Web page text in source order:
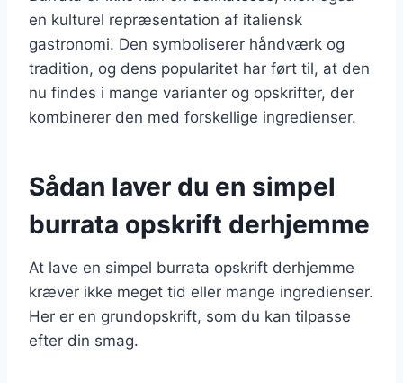
en kulturel repræsentation af italiensk
gastronomi. Den symboliserer håndværk og
tradition, og dens popularitet har ført til, at den
nu findes i mange varianter og opskrifter, der
kombinerer den med forskellige ingredienser.
Sådan laver du en simpel
burrata opskrift derhjemme
At lave en simpel burrata opskrift derhjemme
kræver ikke meget tid eller mange ingredienser.
Her er en grundopskrift, som du kan tilpasse
efter din smag.